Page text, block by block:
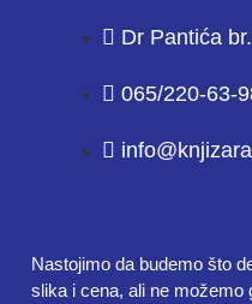
Dr Pantića
065/220-63-
Nastojimo da budemo što
slika i cena, ali ne možemo